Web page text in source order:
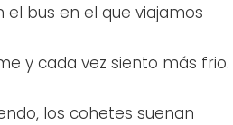
bus en el que viajamos
y cada vez siento más frio.
los cohetes suenan